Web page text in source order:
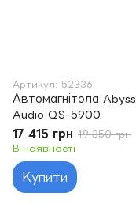
Артикул: 52336
Автомагнітола Abyss
Audio QS-5900
17 415 грн 19 350 грн
В наявності
Купити